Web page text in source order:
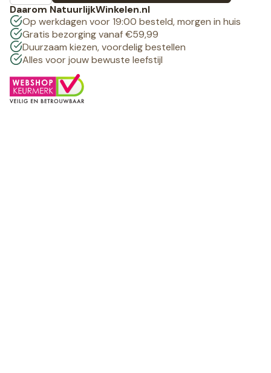
Daarom NatuurlijkWinkelen.nl
Op werkdagen voor 19:00 besteld, morgen in huis
Gratis bezorging vanaf €59,99
Duurzaam kiezen, voordelig bestellen
Alles voor jouw bewuste leefstijl